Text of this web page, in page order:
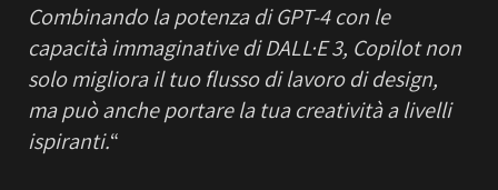
Combinando la potenza di GPT-4 con le
capacità immaginative di DALL·E 3, Copilot non
solo migliora il tuo flusso di lavoro di design,
ma può anche portare la tua creatività a livelli
ispiranti.“